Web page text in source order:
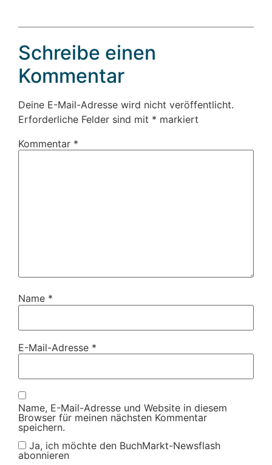
Schreibe einen
Kommentar
Deine E-Mail-Adresse wird nicht veröffentlicht.
Erforderliche Felder sind mit * markiert
Kommentar *
Name *
E-Mail-Adresse *
Name, E-Mail-Adresse und Website in diesem
Browser für meinen nächsten Kommentar
speichern.
Ja, ich möchte den BuchMarkt-Newsflash
abonnieren